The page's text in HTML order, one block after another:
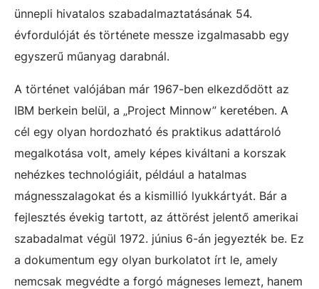
ünnepli hivatalos szabadalmaztatásának 54.
évfordulóját és története messze izgalmasabb egy
egyszerű műanyag darabnál.
A történet valójában már 1967-ben elkezdődött az
IBM berkein belül, a „Project Minnow” keretében. A
cél egy olyan hordozható és praktikus adattároló
megalkotása volt, amely képes kiváltani a korszak
nehézkes technológiáit, például a hatalmas
mágnesszalagokat és a kismillió lyukkártyát. Bár a
fejlesztés évekig tartott, az áttörést jelentő amerikai
szabadalmat végül 1972. június 6-án jegyezték be. Ez
a dokumentum egy olyan burkolatot írt le, amely
nemcsak megvédte a forgó mágneses lemezt, hanem